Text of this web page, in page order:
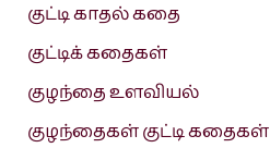
குட்டி காதல் கதை
குட்டிக் கதைகள்
குழந்தை உளவியல்
குழந்தைகள் குட்டி கதைகள்